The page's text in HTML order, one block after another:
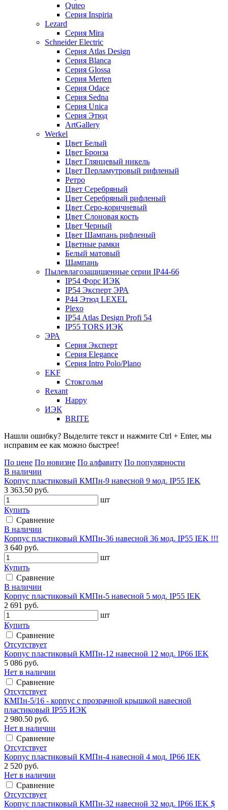
Quteo
Серия Inspiria
Lezard
Серия Mira
Schneider Electric
Серия Atlas Design
Серия Blanca
Серия Glossa
Серия Merten
Серия Odace
Серия Sedna
Серия Unica
Серия Этюд
ArtGallery
Werkel
Цвет Белый
Цвет Бронза
Цвет Глянцевый никель
Цвет Перламутровый рифленый
Ретро
Цвет Серебряный
Цвет Серебряный рифленый
Цвет Серо-коричневый
Цвет Слоновая кость
Цвет Черный
Цвет Шампань рифленый
Цветные рамки
Белый матовый
Шампань
Пылевлагозащищенные серии IP44-66
IP54 Форс ИЭК
IP54 Эксперт ЭРА
P44 Этюд LEXEL
Plexo
IP54 Atlas Design Profi 54
IP55 TORS ИЭК
ЭРА
Серия Эксперт
Серия Elegance
Серия Intro Polo/Plano
EKF
Стокгольм
Rexant
Happy
ИЭК
BRITE
Нашли ошибку? Выделите текст и нажмите Ctrl + Enter, мы
исправим ее как можно быстрее!
По цене По новизне По алфавиту По популярности
В наличии
Корпус пластиковый КМПн-9 навесной 9 мод. IP55 IEK
3 363.50 руб.
шт
Купить
Сравнение
В наличии
Корпус пластиковый КМПн-36 навесной 36 мод. IP55 IEK !!!
3 640 руб.
шт
Купить
Сравнение
В наличии
Корпус пластиковый КМПн-5 навесной 5 мод. IP55 IEK
2 691 руб.
шт
Купить
Сравнение
Отсутствует
Корпус пластиковый КМПн-12 навесной 12 мод. IP66 IEK
5 086 руб.
Нет в наличии
Сравнение
Отсутствует
КМПн-5/16 - корпус с прозрачной крышкой навесной
пластиковый IP55 ИЭК
2 980.50 руб.
Нет в наличии
Сравнение
Отсутствует
Корпус пластиковый КМПн-4 навесной 4 мод. IP66 IEK
2 520 руб.
Нет в наличии
Сравнение
Отсутствует
Корпус пластиковый КМПн-32 навесной 32 мод. IP66 IEK $